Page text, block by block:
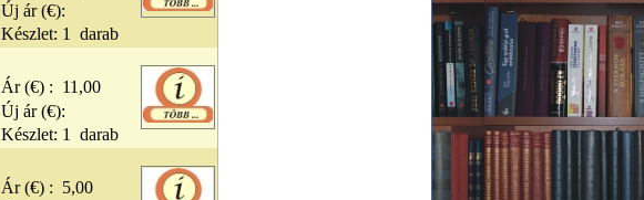
Új ár (€):
Készlet: 1 darab
Ár (€) : 11,00
Új ár (€):
Készlet: 1 darab
Ár (€) : 5,00